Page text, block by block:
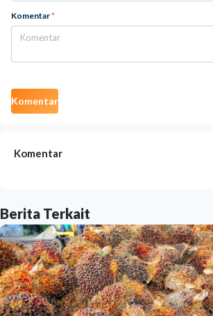
Komentar*
Komentar
Komentar
Berita Terkait